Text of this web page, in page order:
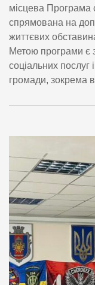
місцева Програма
спрямована на
життєвих
Метою програми є
соціальних
громади, зокрема